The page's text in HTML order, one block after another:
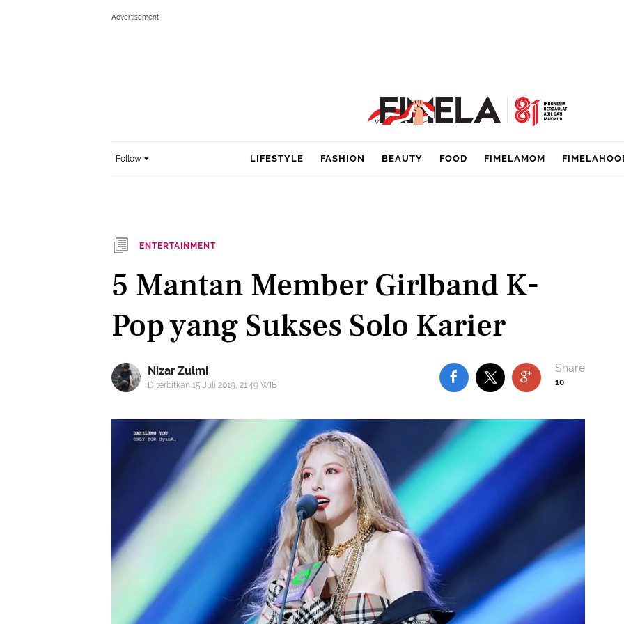
Follow LIFESTYLE FASHION BEAUTY FOOD FIMELAMOM
ENTERTAINMENT
5 Mantan Member Girlband K-
Pop yang Sukses Solo Karier
Nizar Zulmi
Diterbitkan 15 Juli 2019, 21:49 WIB 10